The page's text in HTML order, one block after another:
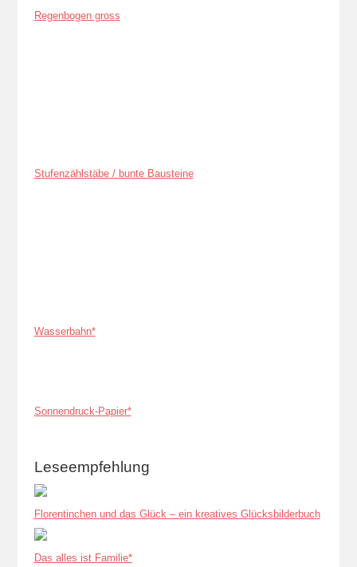
Regenbogen gross
Stufenzählstäbe / bunte Bausteine
Wasserbahn*
Sonnendruck-Papier*
Leseempfehlung
Florentinchen und das Glück – ein kreatives Glücksbilderbuch
Das alles ist Familie*